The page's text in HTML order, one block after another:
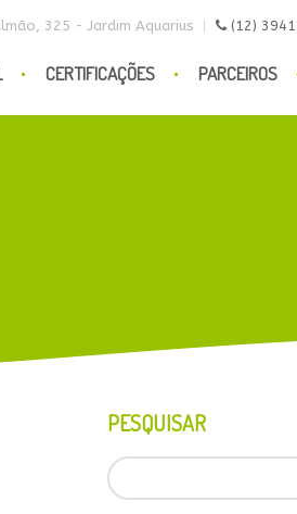
325 - Jardim Aquarius (12)
CERTIFICAÇÕES PARCEIROS
PESQUISAR